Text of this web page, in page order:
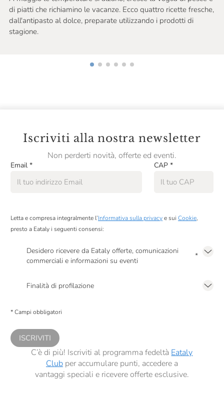
di piatti che richiamino le vacanze. Ecco quattro ricette fresche,
dall'antipasto al dolce, preparate utilizzando i prodotti di
stagione.
Iscriviti alla nostra newsletter
Non perderti novità, offerte ed eventi.
Email * CAP *
Letta e compresa integralmente l’Informativa sulla privacye sui Cookie,
presto a Eataly i seguenti consensi:
Desidero ricevere da Eataly offerte, comunicazioni
commerciali e informazioni su eventi
*
Finalità di profilazione
comunicazioni commerciali personalizzate, in caso di consenso prestato ai
* Campi obbligatori
ISCRIVITI
C’è di più! Iscriviti al programma fedeltà Eataly
Clubper accumulare punti, accedere a
vantaggi speciali e ricevere offerte esclusive.